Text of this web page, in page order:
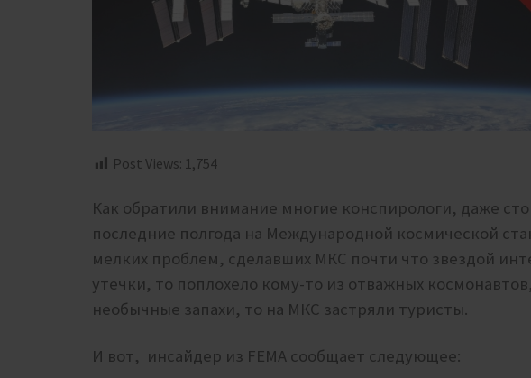
Post Views: 1,754
Как обратили внимание многие конспирологи, даже
последние полгода на Международной космической
мелких проблем, сделавших МКС почти что звездой
утечки, то поплохело кому-то из отважных
необычные запахи, то на МКС застряли туристы.
И вот, инсайдер из FEMA сообщает следующее: